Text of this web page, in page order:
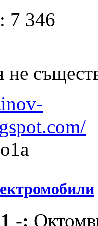
7 346
не
-: